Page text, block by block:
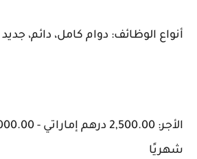
أنواع الوظائف: دوام كامل، دائم، جديد
شهريًا